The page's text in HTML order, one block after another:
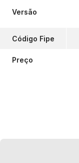
Versão
Código Fipe
Preço